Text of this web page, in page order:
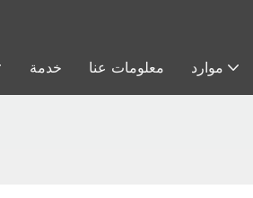
خدمة معلومات عنا موارد